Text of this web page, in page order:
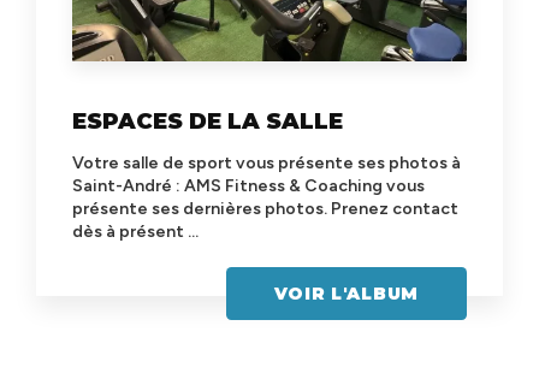
ESPACES DE LA SALLE
Votre salle de sport vous présente ses photos à
Saint-André : AMS Fitness & Coaching vous
présente ses dernières photos. Prenez contact
dès à présent ...
VOIR L'ALBUM